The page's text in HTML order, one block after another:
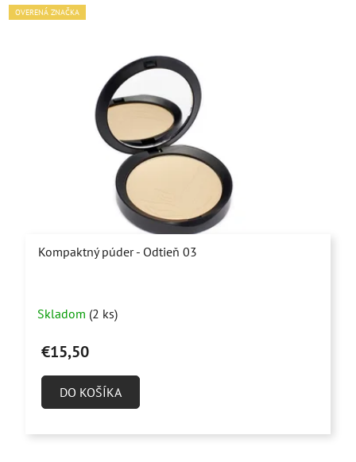
OVERENÁ ZNAČKA
Kompaktný púder - Odtieň 03
Skladom (2 ks)
€15,50
DO KOŠÍKA